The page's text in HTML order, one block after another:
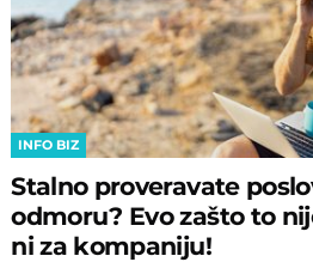
INFO BIZ
Stalno proveravate
odmoru? Evo zašto to
ni za kompaniju!